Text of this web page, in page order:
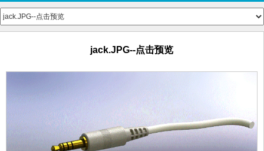
jack.JPG--点击预览